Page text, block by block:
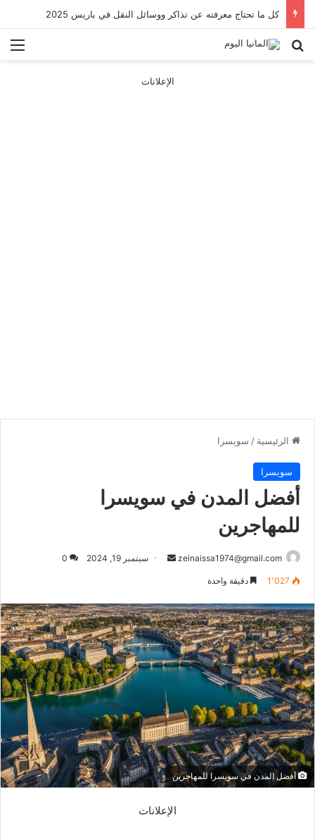
كل ما تحتاج معرفته عن تذاكر ووسائل النقل في باريس 2025
بحث عن
الإعلانات
الرئيسية / سويسرا
سويسرا
أفضل المدن في سويسرا
للمهاجرين
zeinaissa1974@gmail.com
أرسل سبتمبر 19, 2024 0
1٬027 دقيقة واحدة
أفضل المدن في سويسرا للمهاجرين
الإعلانات